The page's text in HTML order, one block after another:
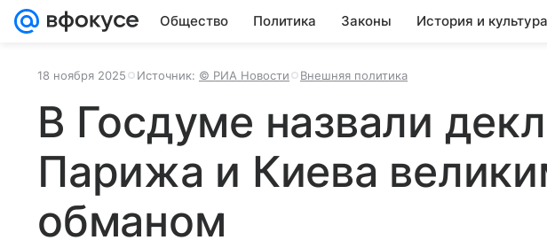
Общество Политика Законы История и культура
18 ноября 2025 Источник: © РИА Новости Внешняя политика
В Госдуме назвали
Парижа и Киева
обманом